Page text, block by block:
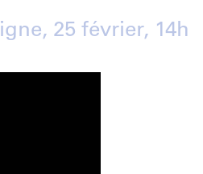
25 février, 14h